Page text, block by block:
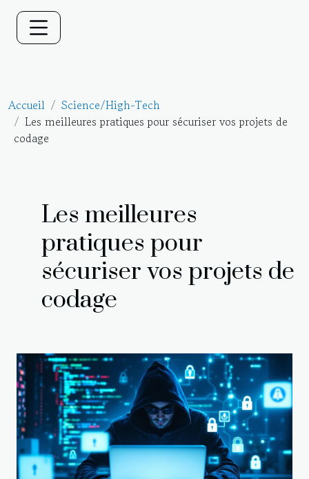
Accueil
Science/High-Tech
Les meilleures pratiques pour sécuriser vos projets de
codage
Les meilleures
pratiques pour
sécuriser vos projets de
codage